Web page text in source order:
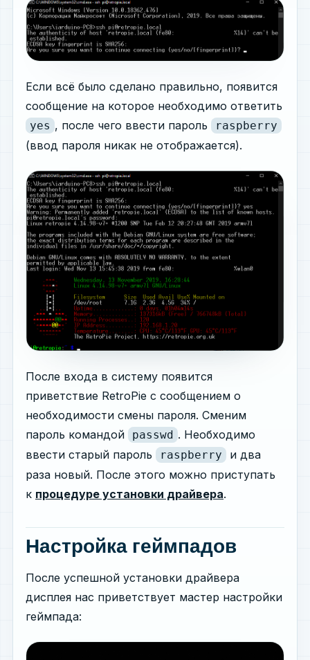
Если всё было сделано правильно, появится
сообщение на которое необходимо ответить
yes , после чего ввести пароль raspberry
(ввод пароля никак не отображается).
После входа в систему появится
приветствие RetroPie с сообщением о
необходимости смены пароля. Сменим
пароль командой
passwd . Необходимо
ввести старый пароль
raspberry
и два
раза новый. После этого можно приступать
к процедуре установки драйвера.
Настройка геймпадов
После успешной установки драйвера
дисплея нас приветствует мастер настройки
геймпада: